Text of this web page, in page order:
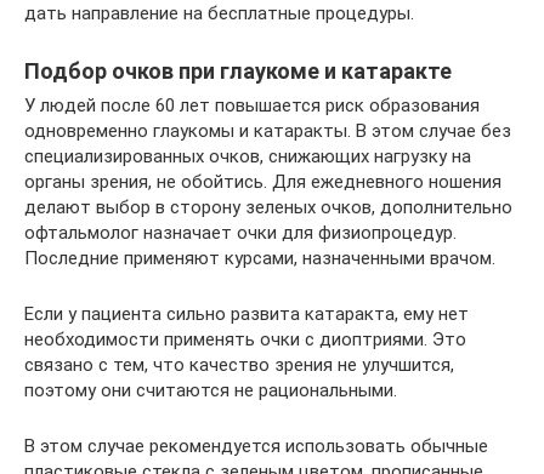
дать направление на бесплатные процедуры.
Подбор очков при глаукоме и катаракте
У людей после 60 лет повышается риск образования
одновременно глаукомы и катаракты. В этом случае без
специализированных очков, снижающих нагрузку на
органы зрения, не обойтись. Для ежедневного ношения
делают выбор в сторону зеленых очков, дополнительно
офтальмолог назначает очки для физиопроцедур.
Последние применяют курсами, назначенными врачом.
Если у пациента сильно развита катаракта, ему нет
необходимости применять очки с диоптриями. Это
связано с тем, что качество зрения не улучшится,
поэтому они считаются не рациональными.
В этом случае рекомендуется использовать обычные